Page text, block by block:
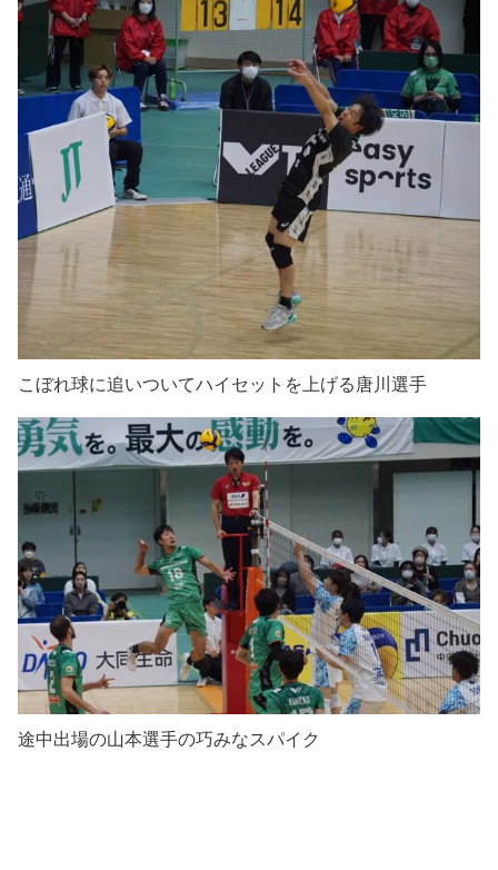
こぼれ球に追いついてハイセットを上げる唐川選手
途中出場の山本選手の巧みなスパイク